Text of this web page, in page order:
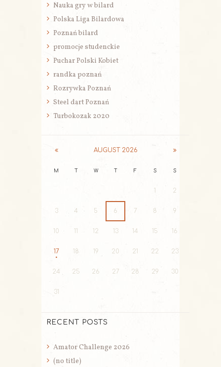
Nauka gry w bilard
Polska Liga Bilardowa
Poznań bilard
promocje studenckie
Puchar Polski Kobiet
randka poznań
Rozrywka Poznań
Steel dart Poznań
Turbokozak 2020
AUGUST 2026
M T W T F S S
2
3 4 5 6 7 8 9
10 11 12 13 14 15 16
17 18 19 20 21 22 23
24 25 26 27 28 29 30
31
RECENT POSTS
Amator Challenge 2026
(no title)